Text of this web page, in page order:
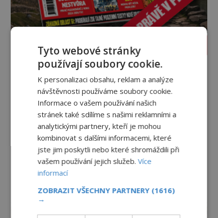
PROLISTOVAT ČASOPIS
Tyto webové stránky
používají soubory cookie.
K personalizaci obsahu, reklam a analýze
návštěvnosti používáme soubory cookie.
Informace o vašem používání našich
stránek také sdílíme s našimi reklamními a
analytickými partnery, kteří je mohou
kombinovat s dalšími informacemi, které
jste jim poskytli nebo které shromáždili při
vašem používání jejich služeb.Více
informací
ZOBRAZIT VŠECHNY PARTNERY (1616)
→